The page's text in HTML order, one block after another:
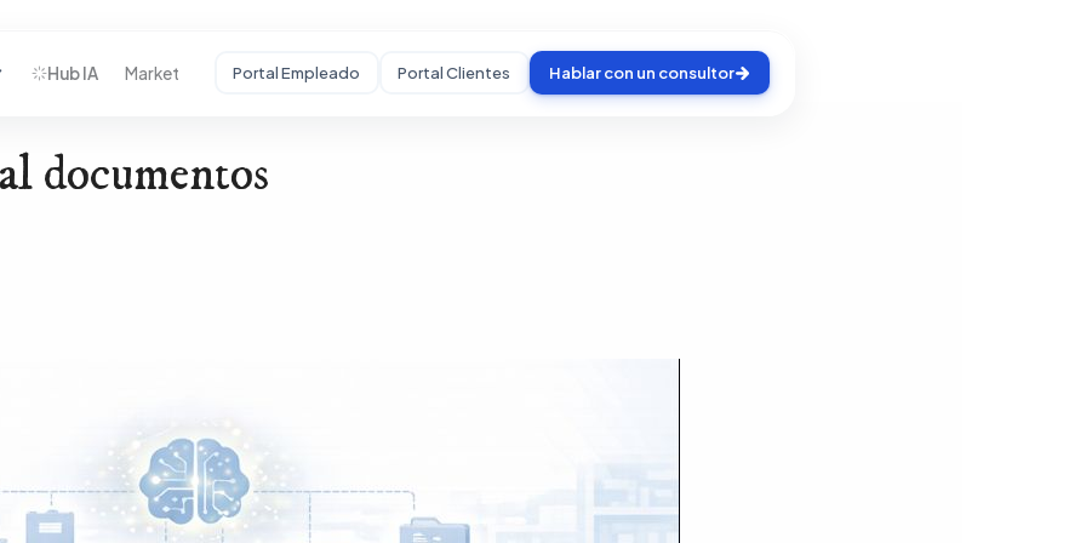
STARTUPS
Incubadora BHC↗
Portal Startups↗
Hub IA Market Portal Empleado Portal Clientes Hablar con un consultor
documentos